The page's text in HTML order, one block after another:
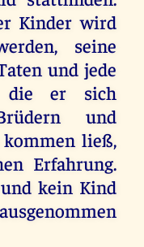
Kinder wird
seine
und jede
die er sich
und
kommen ließ,
Erfahrung.
kein Kind